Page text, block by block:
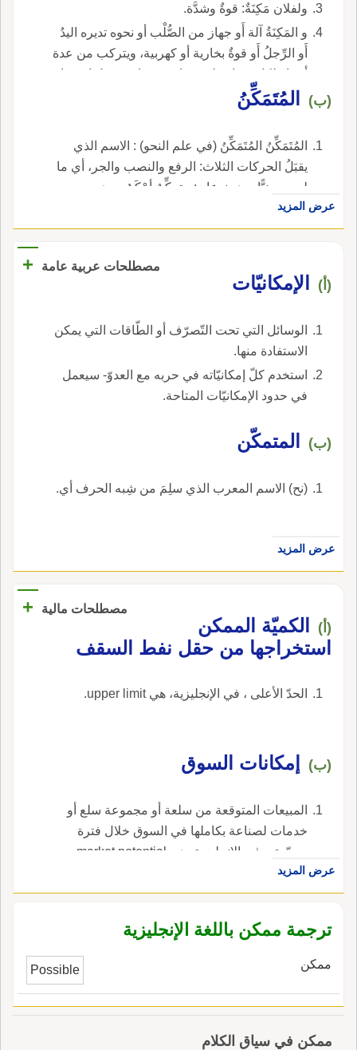
ولفلان مَكِنَةٌ: قوةٌ وشدَّة.
و المَكِنَةُ آلة أَو جهاز من الصُّلْب أو نحوه تديره اليدُ
أَو الرِّجلُ أَو قوةٌ بخارية أو كهربية، ويتركب من عدة
أجزاء لكل منها وظيفة خاصَة ويعاون بعضُها بعضا
على أداءِ عمل معين، ويُحَدَّد اسم المكِنَة بالإضافة
طباعة، و هكذا. والجمع : مَكِنَات، و مِكان.
(ب) المُتَمَكِّنُ
المُتَمَكِّنُ المُتَمَكِّنُ (في علم النحو) : الاسم الذي
يقبَلُ الحركات الثلاث: الرفع والنصب والجر، أي ما
ليس مبنيًّا، وهو نوعان: متمكِّنٌ أمْكَنُ ، وهو
المصروف، متمكِّنٌ غيرُ أَمْكَنَ، وهوالممنوع من
الصرف ء وغير المتمكِّن: هو الذي أَشبه الحرفَ
عرض المزيد
مصطلحات عربية عامة +
(أ) الإمكانيّات
الوسائل التي تحت التّصرّف أو الطّاقات التي يمكن
الاستفادة منها.
استخدم كلّ إمكانيّاته في حربه مع العدوّ- سيعمل
في حدود الإمكانيّات المتاحة.
(ب) المتمكّن
(نح) الاسم المعرب الذي سلِمَ من شِبه الحرف أي.
عرض المزيد
مصطلحات مالية +
(أ)
الكميّة الممكن
استخراجها من حقل نفط السقف
الحدّ الأعلى ، في الإنجليزية، هي upper limit.
(ب) إمكانات السوق
المبيعات المتوقعة من سلعة أو مجموعة سلع أو
خدمات لصناعة بكاملها في السوق خلال فترة
محدّدة. ، في الإنجليزية، هي market potential.
عرض المزيد
ترجمة ممكن باللغة الإنجليزية
ممكن Possible
ممكن في سياق الكلام